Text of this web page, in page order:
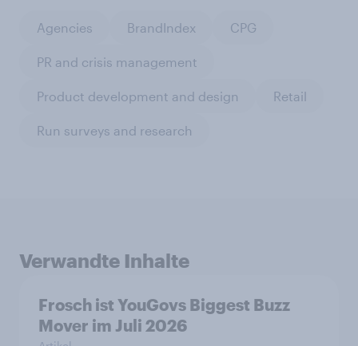
Agencies BrandIndex CPG
PR and crisis management
Product development and design Retail
Run surveys and research
Verwandte Inhalte
Frosch ist YouGovs Biggest Buzz
Mover im Juli 2026